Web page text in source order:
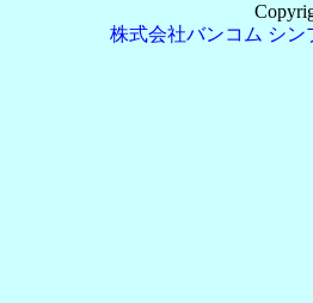
株式会社バンコム シン